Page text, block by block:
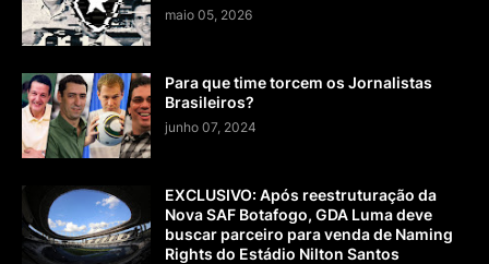
maio 05, 2026
Para que time torcem os Jornalistas
Brasileiros?
junho 07, 2024
EXCLUSIVO: Após reestruturação da
Nova SAF Botafogo, GDA Luma deve
buscar parceiro para venda de Naming
Rights do Estádio Nilton Santos